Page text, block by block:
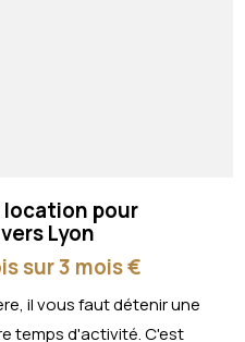
location pour
Lyon
sur 3 mois €
il vous faut détenir une
temps d'activité. C'est